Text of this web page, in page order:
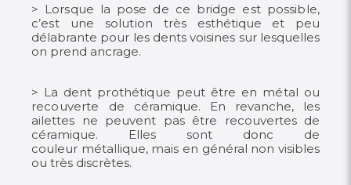
> Lorsque la pose de ce bridge est possible,
c’est une solution très esthétique et peu
délabrante pour les dents voisines sur lesquelles
on prend ancrage.
> La dent prothétique peut être en métal ou
recouverte de céramique. En revanche, les
ailettes ne peuvent pas être recouvertes de
céramique. Elles sont donc de
couleur métallique, mais en général non visibles
ou très discrètes.